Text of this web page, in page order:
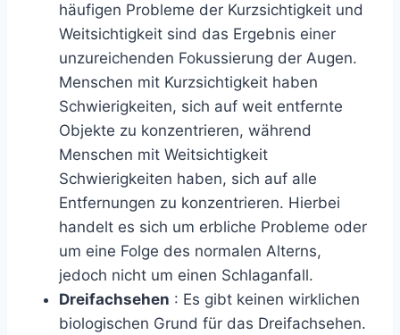
häufigen Probleme der Kurzsichtigkeit und
Weitsichtigkeit sind das Ergebnis einer
unzureichenden Fokussierung der Augen.
Menschen mit Kurzsichtigkeit haben
Schwierigkeiten, sich auf weit entfernte
Objekte zu konzentrieren, während
Menschen mit Weitsichtigkeit
Schwierigkeiten haben, sich auf alle
Entfernungen zu konzentrieren. Hierbei
handelt es sich um erbliche Probleme oder
um eine Folge des normalen Alterns,
jedoch nicht um einen Schlaganfall.
Dreifachsehen : Es gibt keinen wirklichen
biologischen Grund für das Dreifachsehen.